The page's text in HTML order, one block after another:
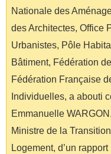
Nationale des
des Architectes, Office
Urbanistes, Pôle
Bâtiment, Fédération
Fédération Française
Individuelles, a abouti
Emmanuelle
Ministre de la
Logement, d’un